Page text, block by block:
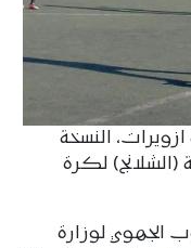
النسخة
(الشلانج) لكرة
الجهوي لوزارة